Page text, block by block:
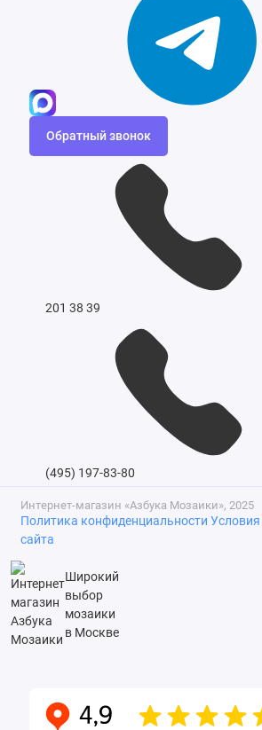
Обратный звонок
201 38 39
(495) 197-83-80
Интернет-магазин «Азбука Мозаики», 2025
Политика конфиденциальности
сайта
Широкий
выбор
мозаики
в Москве